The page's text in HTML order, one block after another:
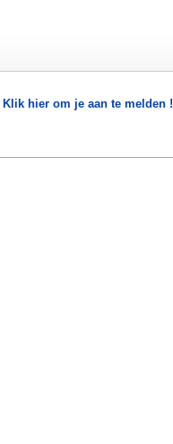
Klik hier om je aan te melden !